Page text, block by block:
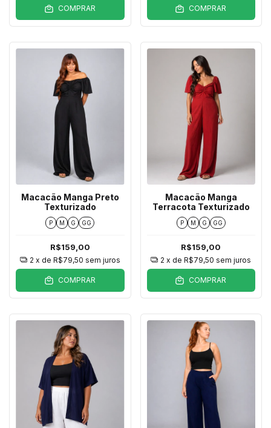
COMPRAR COMPRAR
Macacão Manga Preto
Texturizado
P M G GG
R$159,00
2 x de R$79,50 sem juros
COMPRAR
Macacão Manga
Terracota Texturizado
P M G GG
R$159,00
2 x deR$79,50 sem juros
COMPRAR